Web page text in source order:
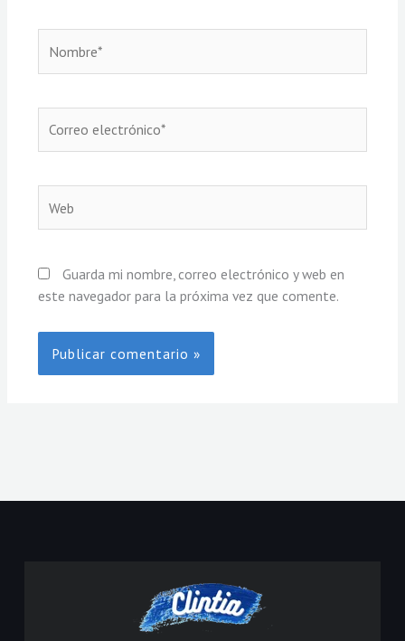
electrónico*
Guarda mi nombre, correo electrónico y web en
este navegador para la próxima vez que comente.